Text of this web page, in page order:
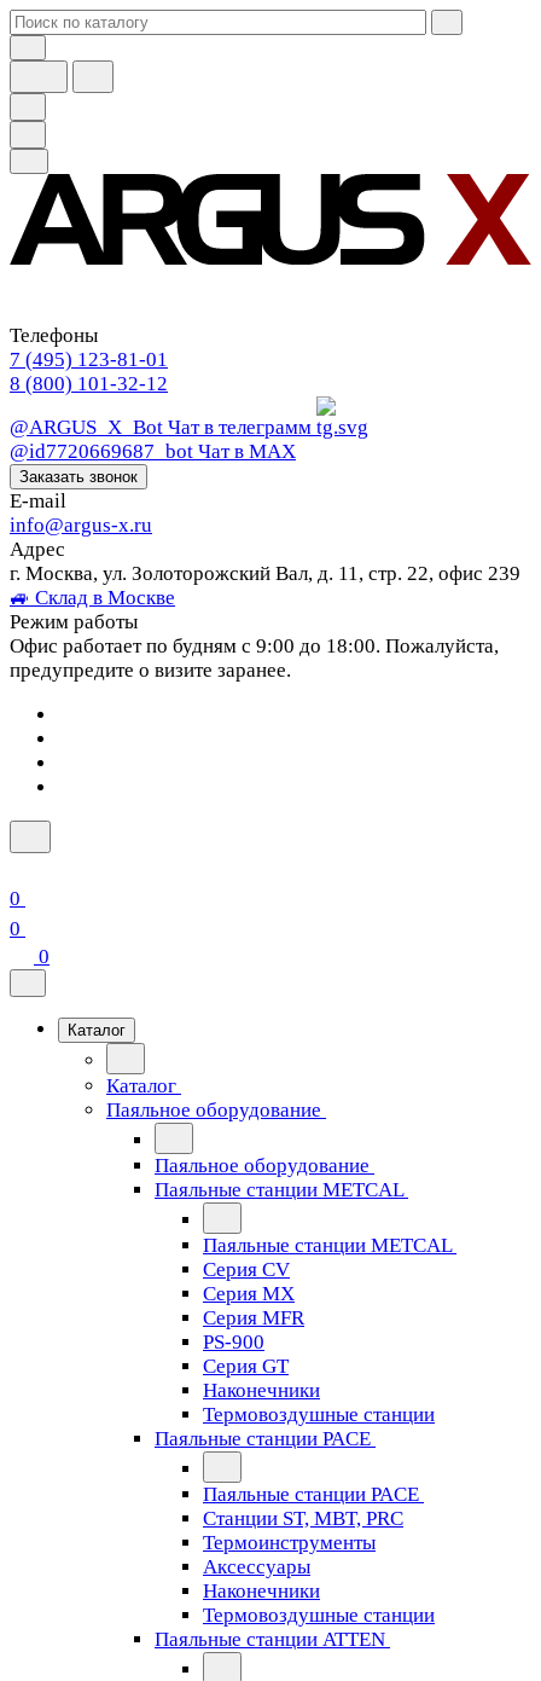
Телефоны
7 (495) 123-81-01
8 (800) 101-32-12
@ARGUS_X_Bot Чат в телеграмм
@id7720669687_bot Чат в МАХ
Заказать звонок
E-mail
info@argus-x.ru
Адрес
г. Москва, ул. Золоторожский Вал, д. 11, стр. 22, офис 239
🚙 Склад в Москве
Режим работы
Офис работает по будням с 9:00 до 18:00. Пожалуйста,
предупредите о визите заранее.
0
0
0
Каталог
Каталог
Паяльное оборудование
Паяльное оборудование
Паяльные станции METCAL
Паяльные станции METCAL
Серия CV
Серия MX
Серия MFR
PS-900
Серия GT
Наконечники
Термовоздушные станции
Паяльные станции PACE
Паяльные станции PACE
Станции ST, MBT, PRC
Термоинструменты
Аксессуары
Наконечники
Термовоздушные станции
Паяльные станции ATTEN